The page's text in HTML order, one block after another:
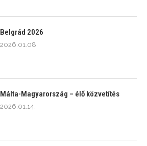
Belgrád 2026
2026.01.08.
Málta-Magyarország – élő közvetítés
2026.01.14.